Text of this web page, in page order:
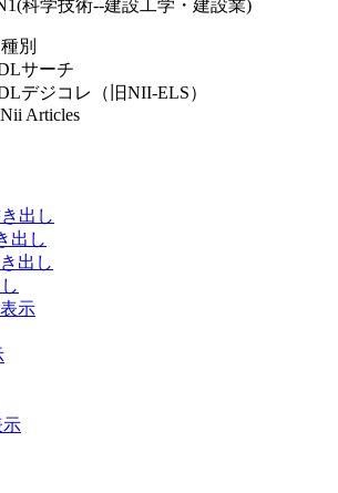
科学技術--建設工学・建設業)
別
サーチ
デジコレ（旧NII-ELS）
Articles
出し
出し
出し
示
示